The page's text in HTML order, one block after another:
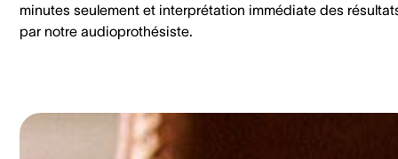
minutes seulement et interprétation immédiate des
par notre audioprothésiste.